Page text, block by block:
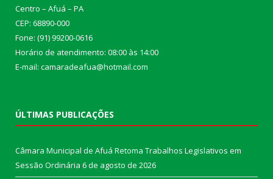
Centro – Afuá – PA
CEP: 68890-000
Fone: (91) 99200-0616
Horário de atendimento: 08:00 às 14:00
E-mail: camaradeafua@hotmail.com
ÚLTIMAS PUBLICAÇÕES
Câmara Municipal de Afuá Retoma Trabalhos Legislativos em
Sessão Ordinária 6 de agosto de 2026